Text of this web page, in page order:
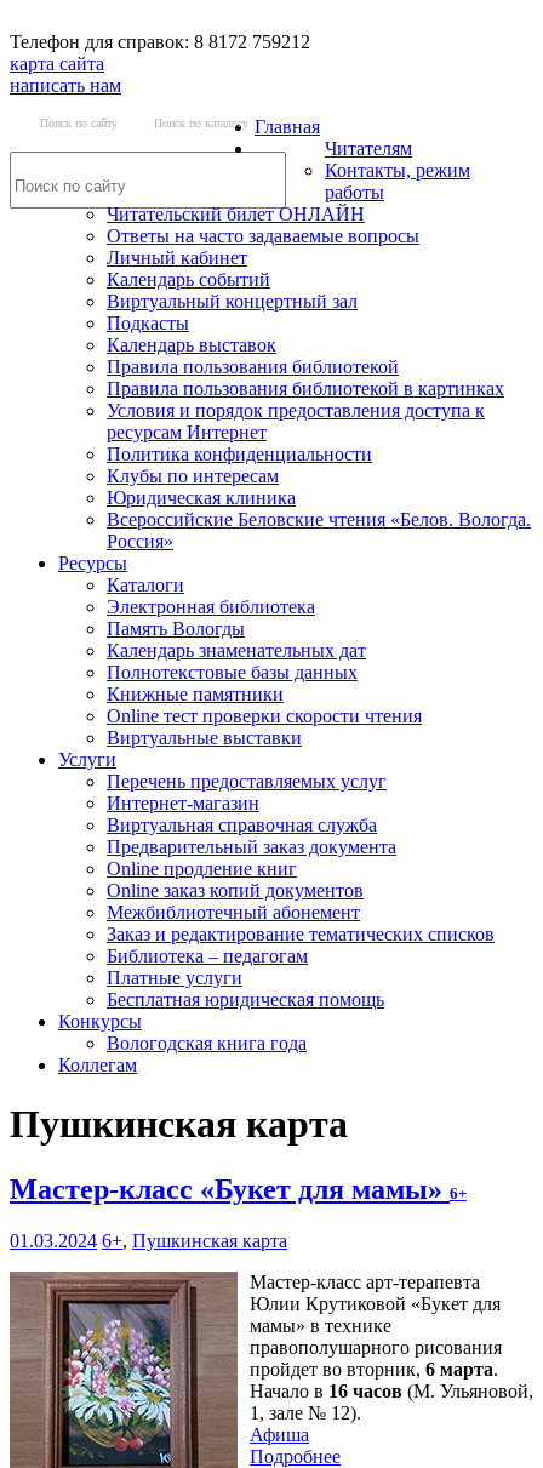
Телефон для справок: 8 8172 759212
карта сайта
написать нам
Поиск по сайту Поиск по каталогу Главная
Читателям
Контакты, режим
работы
Читательский билет ОНЛАЙН
Ответы на часто задаваемые вопросы
Личный кабинет
Календарь событий
Виртуальный концертный зал
Подкасты
Календарь выставок
Правила пользования библиотекой
Правила пользования библиотекой в картинках
Условия и порядок предоставления доступа к
ресурсам Интернет
Политика конфиденциальности
Клубы по интересам
Юридическая клиника
Всероссийские Беловские чтения «Белов. Вологда.
Россия»
Ресурсы
Каталоги
Электронная библиотека
Память Вологды
Календарь знаменательных дат
Полнотекстовые базы данных
Книжные памятники
Online тест проверки скорости чтения
Виртуальные выставки
Услуги
Перечень предоставляемых услуг
Интернет-магазин
Виртуальная справочная служба
Предварительный заказ документа
Online продление книг
Online заказ копий документов
Межбиблиотечный абонемент
Заказ и редактирование тематических списков
Библиотека – педагогам
Платные услуги
Бесплатная юридическая помощь
Конкурсы
Вологодская книга года
Коллегам
Пушкинская карта
Мастер-класс «Букет для мамы» 6+
01.03.2024 6+, Пушкинская карта
Мастер-класс арт-терапевта
Юлии Крутиковой «Букет для
мамы» в технике
правополушарного рисования
пройдет во вторник, 6 марта.
Начало в 16 часов (М. Ульяновой,
1, зале № 12).
Афиша
Подробнее